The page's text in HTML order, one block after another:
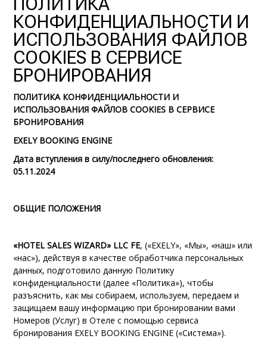
КОНФИДЕНЦИАЛЬНОСТИ И
ИСПОЛЬЗОВАНИЯ ФАЙЛОВ
COOKIES В СЕРВИСЕ
БРОНИРОВАНИЯ
ПОЛИТИКА КОНФИДЕНЦИАЛЬНОСТИ И
ИСПОЛЬЗОВАНИЯ ФАЙЛОВ COOKIES В СЕРВИСЕ
БРОНИРОВАНИЯ
EXELY BOOKING ENGINE
Дата вступления в силу/последнего обновления:
05.11.2024
ОБЩИЕ ПОЛОЖЕНИЯ
«HOTEL SALES WIZARD» LLC FE, («EXELY», «Мы», «наш» или
«нас»), действуя в качестве обработчика персональных
данных, подготовило данную Политику
конфиденциальности (далее «Политика»), чтобы
разъяснить, как мы собираем, используем, передаем и
защищаем вашу информацию при бронировании вами
Номеров (Услуг) в Отеле с помощью сервиса
бронирования EXELY BOOKING ENGINE («Система»).